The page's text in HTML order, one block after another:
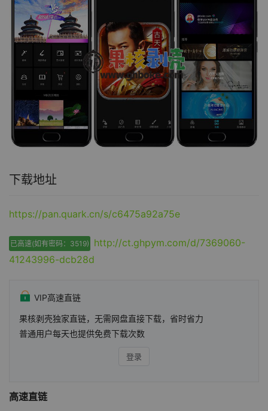
下载地址
https://pan.quark.cn/s/c6475a92a75e
已高速(如有密码：3519)
http://ct.ghpym.com/d/7369060-
41243996-dcb28d
VIP高速直链
果核剥壳独家直链，无需网盘直接下载，省时省力
普通用户每天也提供免费下载次数
登录
高速直链